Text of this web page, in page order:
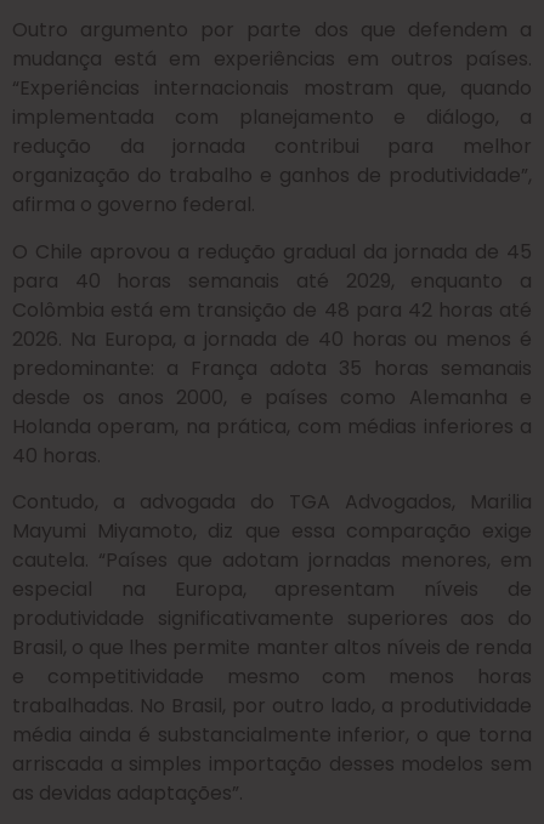
Outro argumento por parte dos que defendem a
mudança está em experiências em outros países.
“Experiências internacionais mostram que, quando
implementada com planejamento e diálogo, a
redução da jornada contribui para melhor
organização do trabalho e ganhos de produtividade”,
afirma o governo federal.
O Chile aprovou a redução gradual da jornada de 45
para 40 horas semanais até 2029, enquanto a
Colômbia está em transição de 48 para 42 horas até
2026. Na Europa, a jornada de 40 horas ou menos é
predominante: a França adota 35 horas semanais
desde os anos 2000, e países como Alemanha e
Holanda operam, na prática, com médias inferiores a
40 horas.
Contudo, a advogada do TGA Advogados, Marilia
Mayumi Miyamoto, diz que essa comparação exige
cautela. “Países que adotam jornadas menores, em
especial na Europa, apresentam níveis de
produtividade significativamente superiores aos do
Brasil, o que lhes permite manter altos níveis de renda
e competitividade mesmo com menos horas
trabalhadas. No Brasil, por outro lado, a produtividade
média ainda é substancialmente inferior, o que torna
arriscada a simples importação desses modelos sem
as devidas adaptações”.